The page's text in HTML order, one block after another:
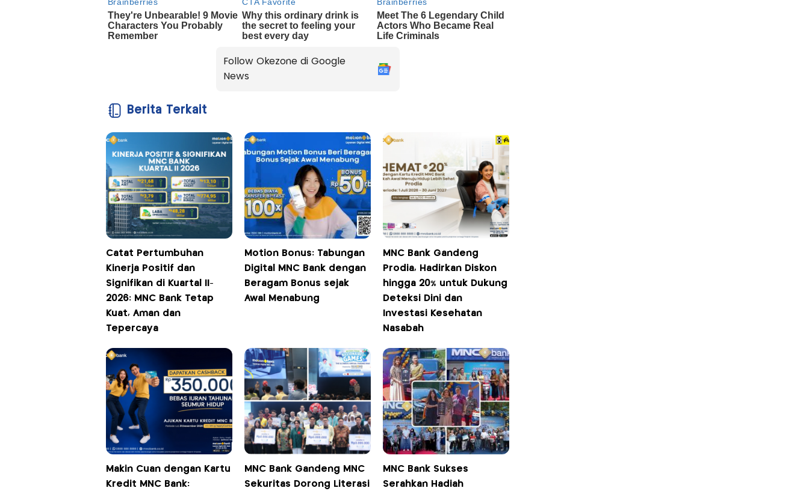
Follow Okezone di Google
News
Berita Terkait
Catat Pertumbuhan
Kinerja Positif dan
Signifikan di Kuartal II-
2026: MNC Bank Tetap
Kuat, Aman dan
Tepercaya
Motion Bonus: Tabungan
Digital MNC Bank dengan
Beragam Bonus sejak
Awal Menabung
MNC Bank Gandeng
Prodia, Hadirkan Diskon
hingga 20% untuk Dukung
Deteksi Dini dan
Investasi Kesehatan
Nasabah
Makin Cuan dengan Kartu
Kredit MNC Bank:
MNC Bank Gandeng MNC
Sekuritas Dorong Literasi
MNC Bank Sukses
Serahkan Hadiah